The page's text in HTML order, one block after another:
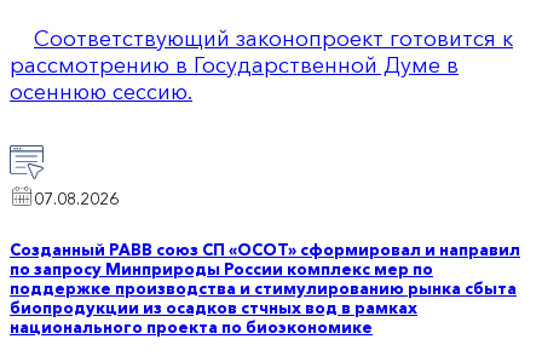
Соответствующий законопроект готовится к
рассмотрению в Государственной Думе в
осеннюю сессию.
07.08.2026
Созданный РАВВ союз СП «ОСОТ» сформировал и направил
по запросу Минприроды России комплекс мер по
поддержке производства и стимулированию рынка сбыта
биопродукции из осадков стчных вод в рамках
национального проекта по биоэкономике